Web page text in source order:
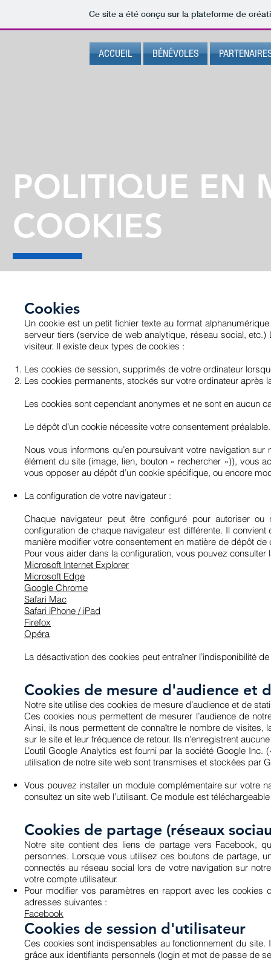
Ce site a été conçu sur la plateforme de
ACCUEIL BÉNÉVOLES
POLITIQUE EN
COOKIES
Cookies
Un cookie est un petit fichier texte au format
serveur tiers (service de web analytique, réseau social,
visiteur. Il existe deux types de cookies :
Les cookies de session, supprimés de votre ordinateur
Les cookies permanents, stockés sur votre ordinateur après
Les cookies sont cependant anonymes et ne sont en aucun
Le dépôt d’un cookie nécessite votre consentement préalable.
Nous vous informons qu’en poursuivant votre navigation
élément du site (image, lien, bouton « rechercher »)), vous
vous opposer au dépôt d’un cookie spécifique, ou encore
La configuration de votre navigateur :
Chaque navigateur peut être configuré pour autoriser
configuration de chaque navigateur est différente. Il
manière modifier votre consentement en matière de dépôt de
Pour vous aider dans la configuration, vous pouvez
Microsoft Internet Explorer
Microsoft Edge
Google Chrome
Safari Mac
Safari iPhone / iPad
Firefox
Opéra
La désactivation des cookies peut entraîner l’indisponibilité
Cookies de mesure d'audience et
Notre site utilise des cookies de mesure d’audience et de
Ces cookies nous permettent de mesurer l’audience de
Ainsi, ils nous permettent de connaître le nombre de visites,
sur le site et leur fréquence de retour. Ils n’enregistrent
L’outil Google Analytics est fourni par la société Google
utilisation de notre site web sont transmises et stockées par
Vous pouvez installer un module complémentaire sur votre
consultez un site web l’utilisant. Ce module est
Cookies de partage (réseaux
Notre site contient des liens de partage vers Facebook,
personnes. Lorsque vous utilisez ces boutons de partage,
connectés au réseau social lors de votre navigation sur
votre compte utilisateur.
Pour modifier vos paramètres en rapport avec les
adresses suivantes :
Facebook
Cookies de session d'utilisateur
Ces cookies sont indispensables au fonctionnement du
grâce aux identifiants personnels (login et mot de passe de